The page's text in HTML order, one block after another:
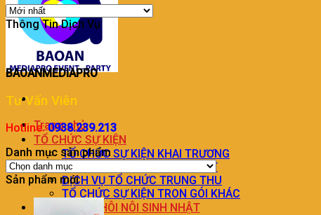
Trang chủ
TỔ CHỨC SỰ KIỆN
TỔ CHỨC SỰ KIỆN KHAI TRƯƠNG
DỊCH VỤ TỔ CHỨC SINH NHẬT
DỊCH VỤ TỔ CHỨC TRUNG THU
TỔ CHỨC SỰ KIỆN TRON GÓI KHÁC
TRANG TRÍ THÔI NÔI SINH NHẬT
Thông Tin Dịch Vụ
BAOANMEDIAPRO
Tư Vấn Viên
Hotline:0938.239.213
Danh mục sản phẩm
Sản phẩm mới